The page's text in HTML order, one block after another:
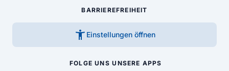
BARRIEREFREIHEIT
accessibility_new Einstellungen öffnen
FOLGE UNS UNSERE APPS